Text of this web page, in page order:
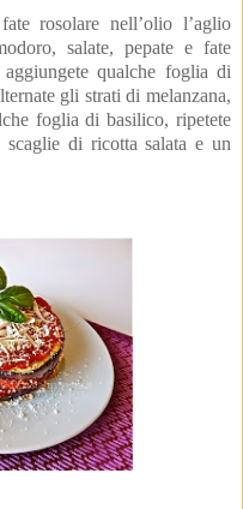
rosolare nell’olio l’aglio
salate, pepate e fate
qualche foglia di
gli strati di melanzana,
foglia di basilico, ripetete
di ricotta salata e un